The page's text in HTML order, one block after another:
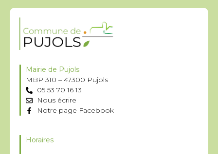
Mairie de Pujols
MBP 310 – 47300 Pujols
05 53 70 16 13
Nous écrire
Notre page Facebook
Horaires